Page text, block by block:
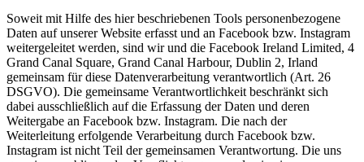
Soweit mit Hilfe des hier beschriebenen Tools personenbezogene
Daten auf unserer Website erfasst und an Facebook bzw. Instagram
weitergeleitet werden, sind wir und die Facebook Ireland Limited, 4
Grand Canal Square, Grand Canal Harbour, Dublin 2, Irland
gemeinsam für diese Datenverarbeitung verantwortlich (Art. 26
DSGVO). Die gemeinsame Verantwortlichkeit beschränkt sich
dabei ausschließlich auf die Erfassung der Daten und deren
Weitergabe an Facebook bzw. Instagram. Die nach der
Weiterleitung erfolgende Verarbeitung durch Facebook bzw.
Instagram ist nicht Teil der gemeinsamen Verantwortung. Die uns